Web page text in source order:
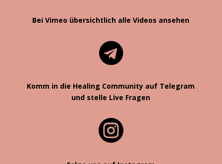
Bei Vimeo übersichtlich alle Videos ansehen

Komm in die Healing Community auf Telegram
und stelle Live Fragen
